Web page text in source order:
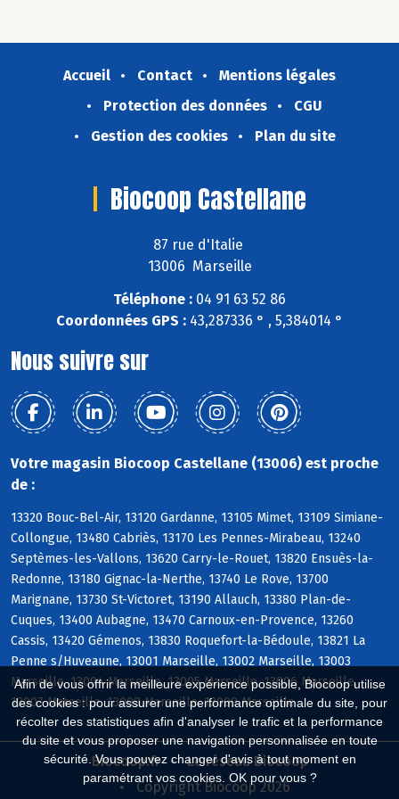
Afin de vous offrir la meilleure expérience possible, Biocoop utilise
des cookies : pour assurer une performance optimale du site, pour
récolter des statistiques afin d'analyser le trafic et la performance
du site et vous proposer une navigation personnalisée en toute
sécurité. Vous pouvez changer d'avis à tout moment en
paramétrant vos cookies. OK pour vous ?
Accueil Contact
Mentions légales
Protection des données
CGU
Gestion des cookies
Plan du site
Biocoop Castellane
87 rue d'Italie
13006 Marseille
Téléphone : 04 91 63 52 86
Coordonnées GPS : 43,287336 ° , 5,384014 °
Nous suivre sur
Votre magasin Biocoop Castellane (13006) est proche
de :
13320 Bouc-Bel-Air, 13120 Gardanne, 13105 Mimet, 13109 Simiane-
Collongue, 13480 Cabriès, 13170 Les Pennes-Mirabeau, 13240
Septèmes-les-Vallons, 13620 Carry-le-Rouet, 13820 Ensuès-la-
Redonne, 13180 Gignac-la-Nerthe, 13740 Le Rove, 13700
Marignane, 13730 St-Victoret, 13190 Allauch, 13380 Plan-de-
Cuques, 13400 Aubagne, 13470 Carnoux-en-Provence, 13260
Cassis, 13420 Gémenos, 13830 Roquefort-la-Bédoule, 13821 La
Penne s/Huveaune, 13001 Marseille, 13002 Marseille, 13003
Marseille, 13004 Marseille, 13005 Marseille, 13006 Marseille,
13007 Marseille, 13008 Marseille, 13009 Marseille
Biocoop.fr
Le réseau Biocoop
Copyright Biocoop 2026